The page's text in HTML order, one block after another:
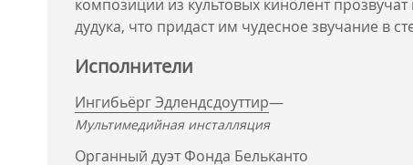
композиции из культовых кинолент
дудука, что придаст им чудесное звучание в
Исполнители
Ингибьёрг Эдлендсдоуттир—
Мультимедийная инсталляция
Органный дуэт Фонда Бельканто